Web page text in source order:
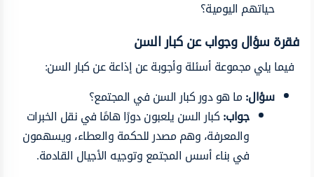
حياتهم اليومية؟
فقرة سؤال وجواب عن كبار السن
فيما يلي مجموعة أسئلة وأجوبة عن إذاعة عن كبار السن:
سؤال:ما هو دور كبار السن في المجتمع؟
جواب:كبار السن يلعبون دورًا هامًا في نقل الخبرات
والمعرفة، وهم مصدر للحكمة والعطاء، ويسهمون
في بناء أسس المجتمع وتوجيه الأجيال القادمة.